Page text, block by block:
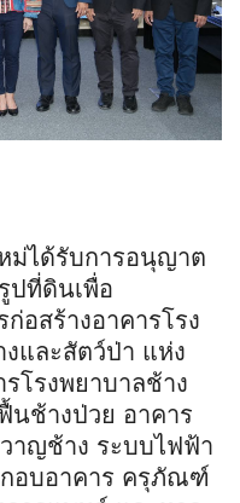
ม่ได้รับการอนุญาต
ปที่ดินเพื่อ
อสร้างอาคารโรง
และสัตว์ป่า แห่ง
โรงพยาบาลช้าง
นช้างป่วย อาคาร
าญช้าง ระบบไฟฟ้า
อบอาคาร ครุภัณฑ์